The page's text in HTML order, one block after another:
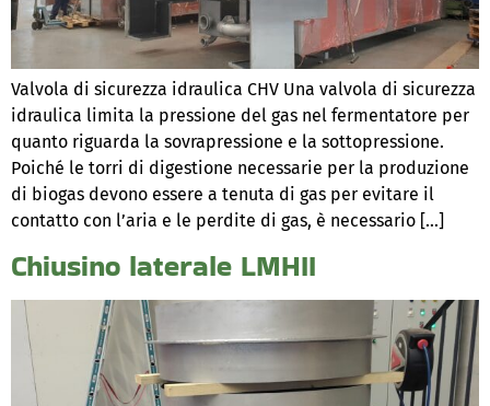
Valvola di sicurezza idraulica CHV Una valvola di sicurezza
idraulica limita la pressione del gas nel fermentatore per
quanto riguarda la sovrapressione e la sottopressione.
Poiché le torri di digestione necessarie per la produzione
di biogas devono essere a tenuta di gas per evitare il
contatto con l’aria e le perdite di gas, è necessario […]
Chiusino laterale LMHII